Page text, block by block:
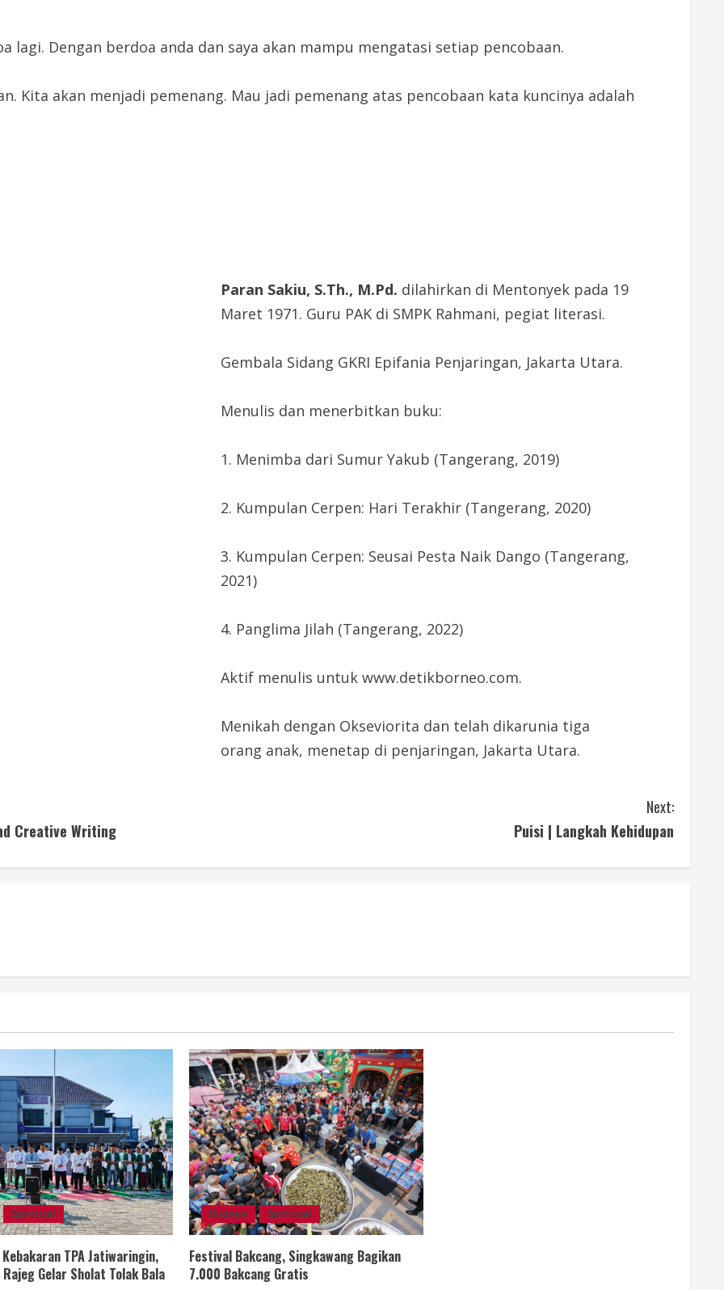
Dengan berdoa anda dan saya akan mampu mengatasi setiap pencobaan.
Kita akan menjadi pemenang. Mau jadi pemenang atas pencobaan kata kuncinya adalah
Paran Sakiu, S.Th., M.Pd. dilahirkan di Mentonyek pada 19
Maret 1971. Guru PAK di SMPK Rahmani, pegiat literasi.
Gembala Sidang GKRI Epifania Penjaringan, Jakarta Utara.
Menulis dan menerbitkan buku:
1. Menimba dari Sumur Yakub (Tangerang, 2019)
2. Kumpulan Cerpen: Hari Terakhir (Tangerang, 2020)
3. Kumpulan Cerpen: Seusai Pesta Naik Dango (Tangerang,
2021)
4. Panglima Jilah (Tangerang, 2022)
Aktif menulis untuk www.detikborneo.com.
Menikah dengan Okseviorita dan telah dikarunia tiga
orang anak, menetap di penjaringan, Jakarta Utara.
Creative Writing
Next:
Puisi | Langkah Kehidupan
Spiritual
TPA Jatiwaringin,
Gelar Sholat Tolak Bala
Budaya Spiritual
Festival Bakcang, Singkawang Bagikan
7.000 Bakcang Gratis